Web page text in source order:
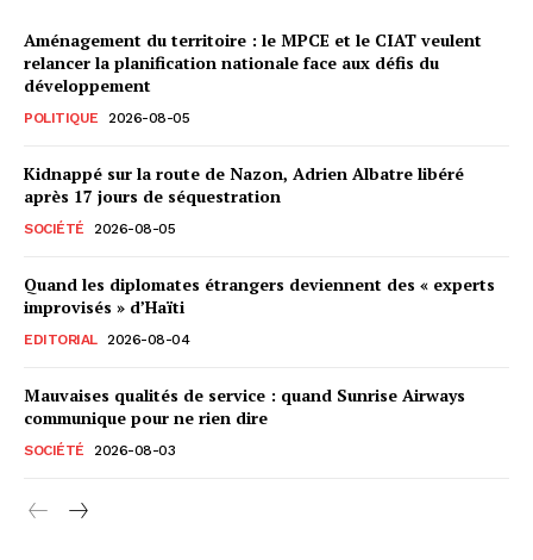
Aménagement du territoire : le MPCE et le CIAT veulent
relancer la planification nationale face aux défis du
développement
POLITIQUE 2026-08-05
Kidnappé sur la route de Nazon, Adrien Albatre libéré
après 17 jours de séquestration
SOCIÉTÉ 2026-08-05
Quand les diplomates étrangers deviennent des « experts
improvisés » d’Haïti
EDITORIAL 2026-08-04
Mauvaises qualités de service : quand Sunrise Airways
communique pour ne rien dire
SOCIÉTÉ 2026-08-03